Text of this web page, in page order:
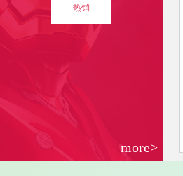
热销
more>